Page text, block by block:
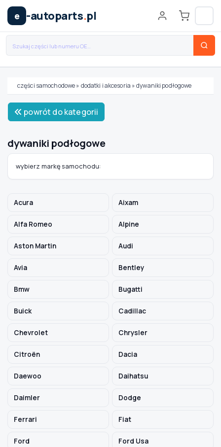
e -autoparts.pl
Wybierz swój pojazd
MODEL
TYP / SILNIK
części samochodowe» dodatki i akcesoria »dywaniki podłogowe
powrót do kategorii
dywaniki podłogowe
wybierz markę samochodu:
Acura Aixam
Alfa Romeo Alpine
Aston Martin Audi
Avia Bentley
Bmw Bugatti
Buick Cadillac
Chevrolet Chrysler
Citroën Dacia
Daewoo Daihatsu
Daimler Dodge
Ferrari Fiat
Ford Ford Usa